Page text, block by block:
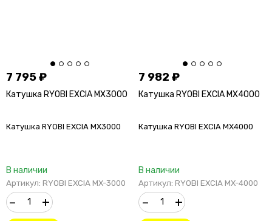
7 795₽
Катушка RYOBI EXCIA MX3000
Катушка RYOBI EXCIA MX3000
В наличии
Артикул: RYOBI EXCIA MX-3000
– +
7 982₽
Катушка RYOBI EXCIA MX4000
Катушка RYOBI EXCIA MX4000
В наличии
Артикул: RYOBI EXCIA MX-4000
– +